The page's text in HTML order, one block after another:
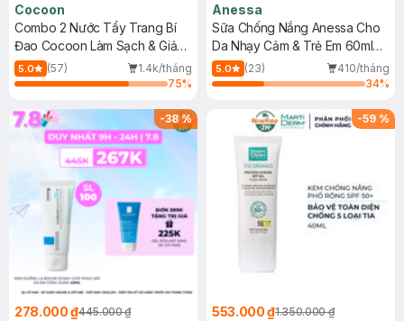
Cocoon
Combo 2 Nước Tẩy Trang Bí
Đao Cocoon Làm Sạch & Giảm
Dầu 500ml
5.0 (57)
1.4k/tháng
75%
Anessa
Sữa Chống Nắng Anessa Cho
Da Nhạy Cảm & Trẻ Em 60ml
(Mới)
5.0 (23)
410/tháng
34%
-38%
278.000 ₫445.000 ₫
-59 %
553.000 ₫1.350.000 ₫